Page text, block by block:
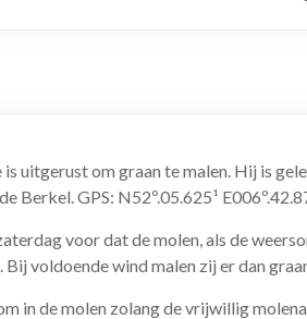
uitgerust om graan te malen. Hij is
Berkel. GPS: N52º.05.625¹
voor dat de molen, als de
voldoende wind malen zij er dan
in de molen zolang de vrijwillig